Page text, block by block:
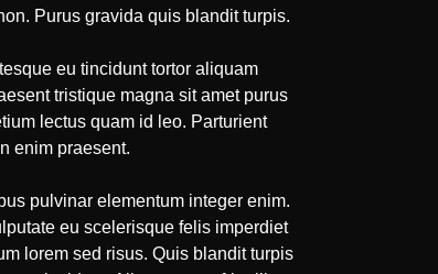
Purus gravida quis blandit turpis.
eu tincidunt tortor aliquam
tristique magna sit amet purus
lectus quam id leo. Parturient
enim praesent.
pulvinar elementum integer enim.
eu scelerisque felis imperdiet
lorem sed risus. Quis blandit turpis